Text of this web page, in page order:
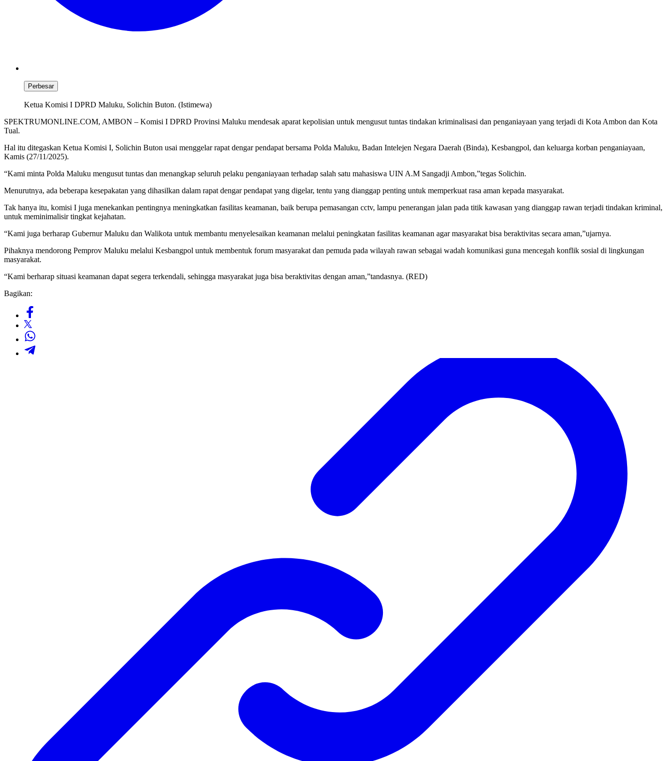
Perbesar
Ketua Komisi I DPRD Maluku, Solichin Buton. (Istimewa)
SPEKTRUMONLINE.COM, AMBON – Komisi I DPRD Provinsi Maluku mendesak aparat kepolisian untuk mengusut tuntas tindakan kriminalisasi dan penganiayaan yang terjadi di Kota Ambon dan Kota
Tual.
Hal itu ditegaskan Ketua Komisi I, Solichin Buton usai menggelar rapat dengar pendapat bersama Polda Maluku, Badan Intelejen Negara Daerah (Binda), Kesbangpol, dan keluarga korban penganiayaan,
Kamis (27/11/2025).
“Kami minta Polda Maluku mengusut tuntas dan menangkap seluruh pelaku penganiayaan terhadap salah satu mahasiswa UIN A.M Sangadji Ambon,”tegas Solichin.
Menurutnya, ada beberapa kesepakatan yang dihasilkan dalam rapat dengar pendapat yang digelar, tentu yang dianggap penting untuk memperkuat rasa aman kepada masyarakat.
Tak hanya itu, komisi I juga menekankan pentingnya meningkatkan fasilitas keamanan, baik berupa pemasangan cctv, lampu penerangan jalan pada titik kawasan yang dianggap rawan terjadi tindakan kriminal,
untuk meminimalisir tingkat kejahatan.
“Kami juga berharap Gubernur Maluku dan Walikota untuk membantu menyelesaikan keamanan melalui peningkatan fasilitas keamanan agar masyarakat bisa beraktivitas secara aman,”ujarnya.
Pihaknya mendorong Pemprov Maluku melalui Kesbangpol untuk membentuk forum masyarakat dan pemuda pada wilayah rawan sebagai wadah komunikasi guna mencegah konflik sosial di lingkungan
masyarakat.
“Kami berharap situasi keamanan dapat segera terkendali, sehingga masyarakat juga bisa beraktivitas dengan aman,”tandasnya. (RED)
Bagikan: